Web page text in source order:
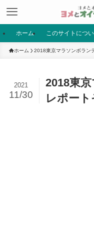
ホーム このサイトにつ
ホーム 2018東京マラソンボラン
2018東
レポー
2021
11/30